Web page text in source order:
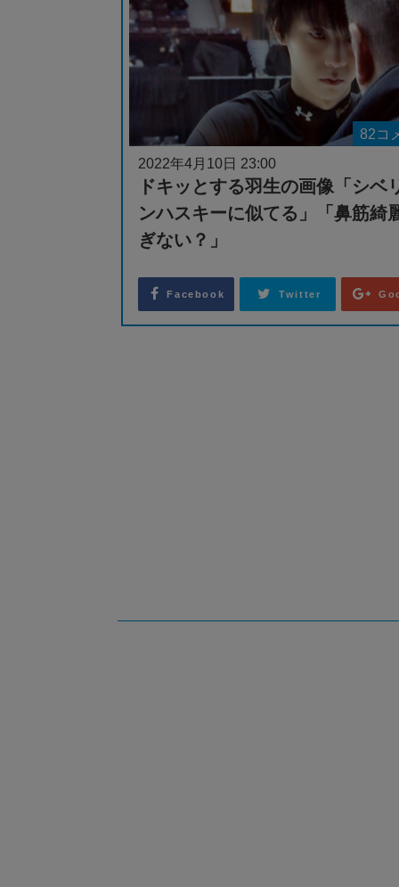
Facebook Twitter
82コ
ドキッとする羽生の画像「シベ
ンハスキーに似てる」「鼻筋綺
ぎない？」
2022年4月10日 23:00